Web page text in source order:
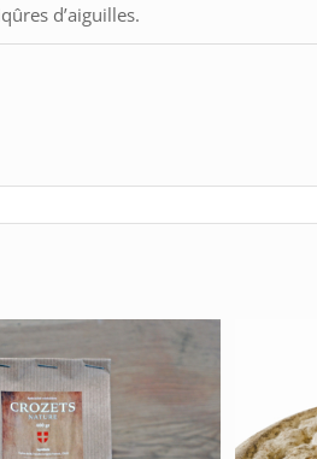
d’aiguilles.